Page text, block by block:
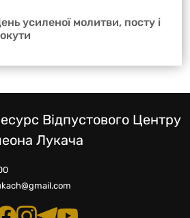
усиленої молитви, посту і
Відпустового Центру
Лукача